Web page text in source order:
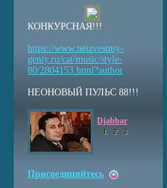
КОНКУРСНАЯ!!!
https://www.neizvestniy-
geniy.ru/cat/music/style-
80/2804153.html?author
НЕОНОВЫЙ ПУЛЬС 88!!!
Djabbar
1 2 3
Присоединяйтесь